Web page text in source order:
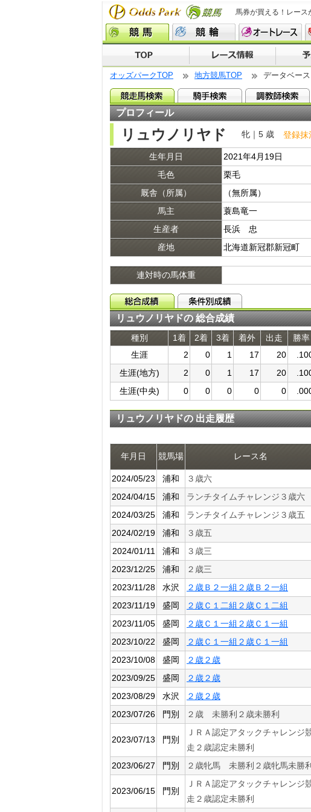
馬券が買える！レース
オッズパークTOP 地方競馬TOP データベース
プロフィール
リュウノリヤド 牝｜5 歳 登録抹
生年月日
2021年4月19日
毛色
栗毛
厩舎（所属）
（無所属）
馬主
蓑島竜一
生産者
長浜 忠
産地
北海道新冠郡新冠町
連対時の馬体重
リュウノリヤドの 総合成績
種別 1着 2着 3着 着外 出走 勝率
生涯
2 0 1 17 20
生涯(地方)
2 0 1 17 20
生涯(中央)
0 0 0 0 0
リュウノリヤドの 出走履歴
年月日
競馬場 レース名
2024/05/23 浦和 ３歳六
2024/04/15
浦和 ランチタイムチャレンジ３歳六
2024/03/25
浦和 ランチタイムチャレンジ３歳五
2024/02/19
浦和 ３歳五
2024/01/11
浦和 ３歳三
2023/12/25
浦和 ２歳三
2023/11/28
水沢 ２歳Ｂ２一組２歳Ｂ２一組
2023/11/19
盛岡 ２歳Ｃ１二組２歳Ｃ１二組
2023/11/05
盛岡 ２歳Ｃ１一組２歳Ｃ１一組
2023/10/22
盛岡 ２歳Ｃ１一組２歳Ｃ１一組
2023/10/08
盛岡 ２歳２歳
2023/09/25
盛岡 ２歳２歳
2023/08/29
水沢 ２歳２歳
2023/07/26
門別 ２歳 未勝利２歳未勝利
2023/07/13 門別
ＪＲＡ認定アタックチャレンジ
走２歳認定未勝利
2023/06/27 門別 ２歳牝馬 未勝利２歳牝馬未勝利
2023/06/15 門別
ＪＲＡ認定アタックチャレンジ
走２歳認定未勝利